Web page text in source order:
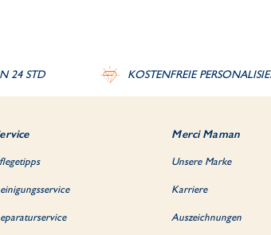
24 STD KOSTENFREIE
Merci Maman
Unsere Marke
Karriere
Auszeichnungen